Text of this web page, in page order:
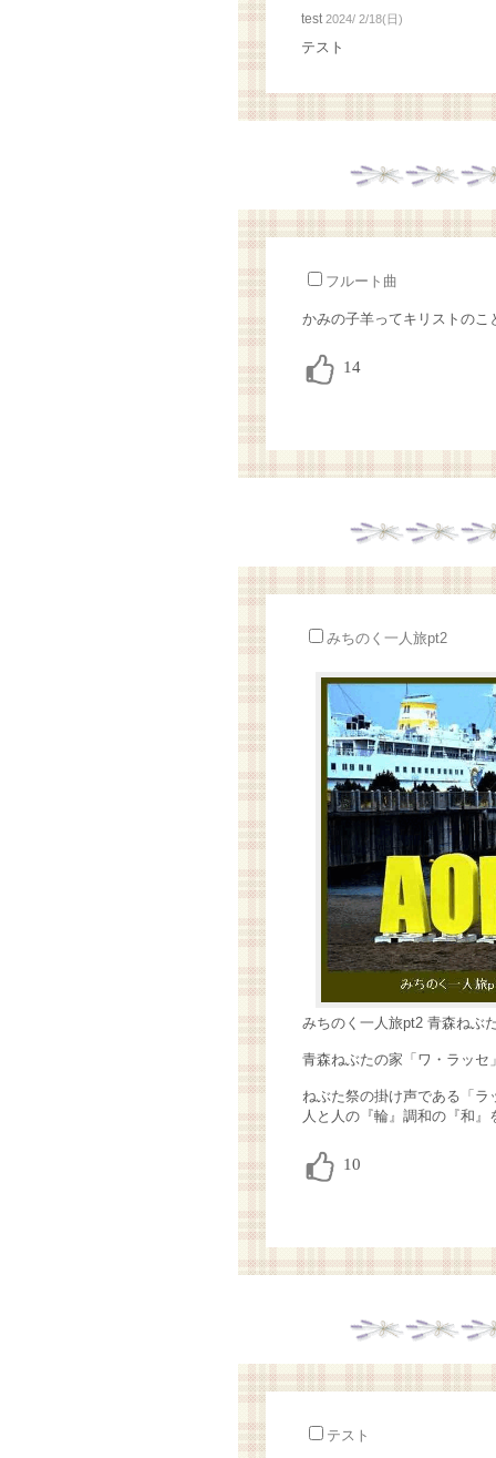
test2024/ 2/18(日)
テスト
フルート曲
かみの子羊ってキリストのこ
みちのく一人旅pt2
みちのく一人旅pt2 青森ねぶ
青森ねぶたの家「ワ・ラッセ
ねぶた祭の掛け声である「ラ
人と人の『輪』調和の『和
テスト